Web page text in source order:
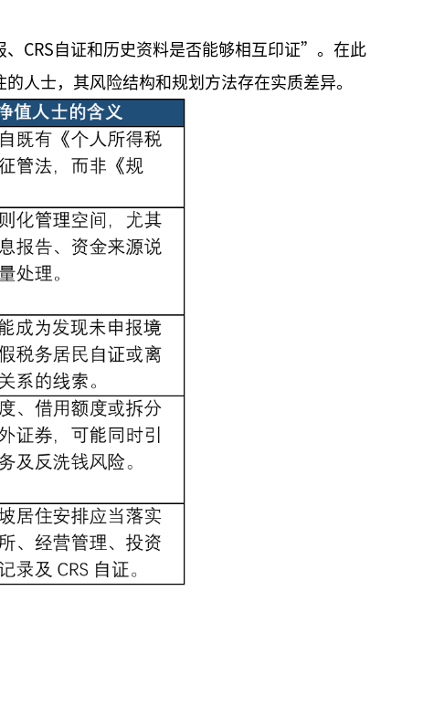
CRS自证和历史资料是否能够相互印证”。在此
人士，其风险结构和规划方法存在实质差异。